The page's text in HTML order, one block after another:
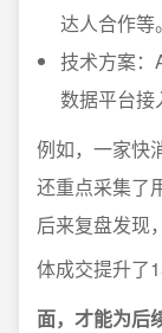
达人合作等。
技术方案：
数据平台接
例如，一家快
还重点采集了
后来复盘发现
体成交提升了
面，才能为后